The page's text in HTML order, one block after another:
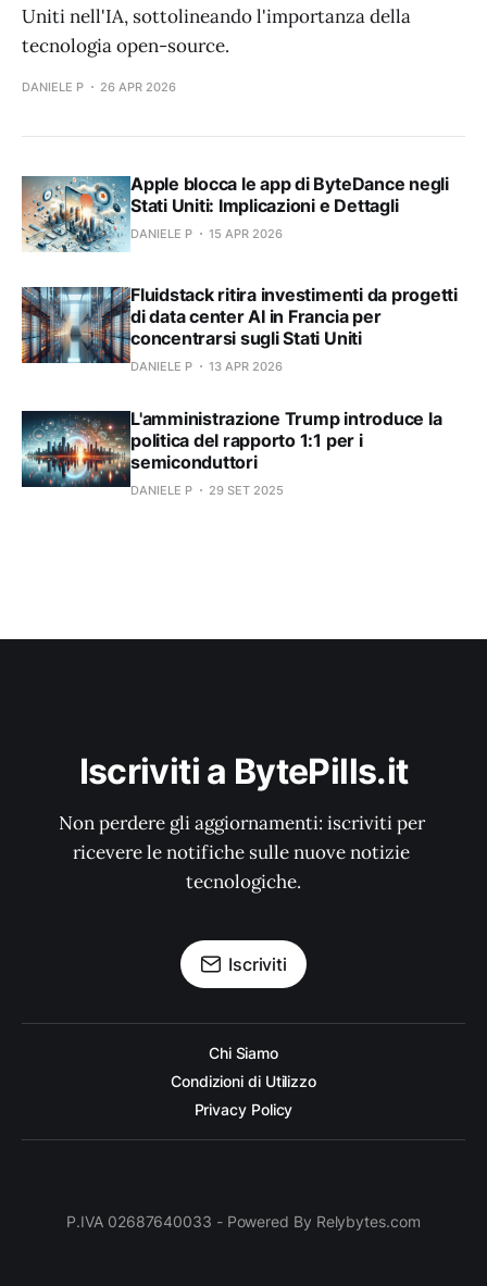
Uniti nell'IA, sottolineando l'importanza della
tecnologia open-source.
DANIELE P 26 APR 2026
Apple blocca le app di ByteDance negli
Stati Uniti: Implicazioni e Dettagli
DANIELE P 15 APR 2026
Fluidstack ritira investimenti da progetti
di data center AI in Francia per
concentrarsi sugli Stati Uniti
DANIELE P 13 APR 2026
L'amministrazione Trump introduce la
politica del rapporto 1:1 per i
semiconduttori
DANIELE P 29 SET 2025
Iscriviti a BytePills.it
Non perdere gli aggiornamenti: iscriviti per
ricevere le notifiche sulle nuove notizie
tecnologiche.
Iscriviti
Chi Siamo
Condizioni di Utilizzo
Privacy Policy
P.IVA 02687640033 - Powered By Relybytes.com